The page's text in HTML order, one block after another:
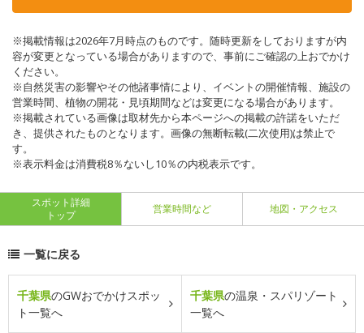
※掲載情報は2026年7月時点のものです。随時更新をしておりますが内
容が変更となっている場合がありますので、事前にご確認の上おでかけ
ください。
※自然災害の影響やその他諸事情により、イベントの開催情報、施設の
営業時間、植物の開花・見頃期間などは変更になる場合があります。
※掲載されている画像は取材先から本ページへの掲載の許諾をいただ
き、提供されたものとなります。画像の無断転載(二次使用)は禁止で
す。
※表示料金は消費税8％ないし10％の内税表示です。
スポット詳細
トップ
営業時間など 地図・アクセス
一覧に戻る
千葉県のGWおでかけスポッ
ト一覧へ
千葉県の温泉・スパリゾート
一覧へ